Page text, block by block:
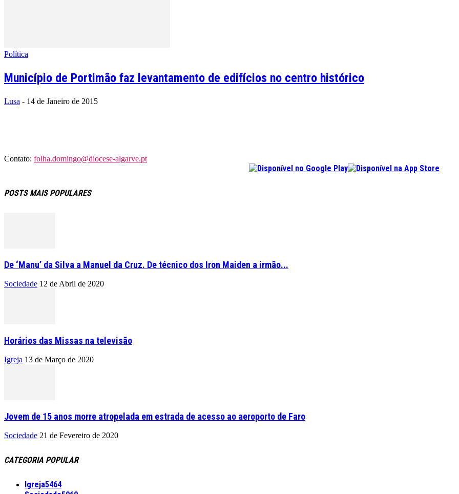
Política
Município de Portimão faz levantamento de edifícios no centro histórico
Lusa - 14 de Janeiro de 2015
Contato: folha.domingo@diocese-algarve.pt
POSTS MAIS POPULARES
De ‘Manu’ da Silva a Manuel da Cruz. De técnico dos Iron Maiden a irmão...
Sociedade 12 de Abril de 2020
Horários das Missas na televisão
Igreja 13 de Março de 2020
Jovem de 15 anos morre atropelada em estrada de acesso ao aeroporto de Faro
Sociedade 21 de Fevereiro de 2020
CATEGORIA POPULAR
Igreja5464